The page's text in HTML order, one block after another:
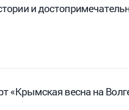
и
«Крымская весна на